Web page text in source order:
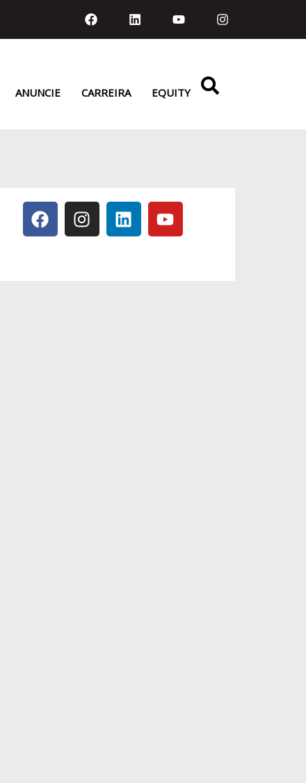
ANUNCIE CARREIRA EQUITY